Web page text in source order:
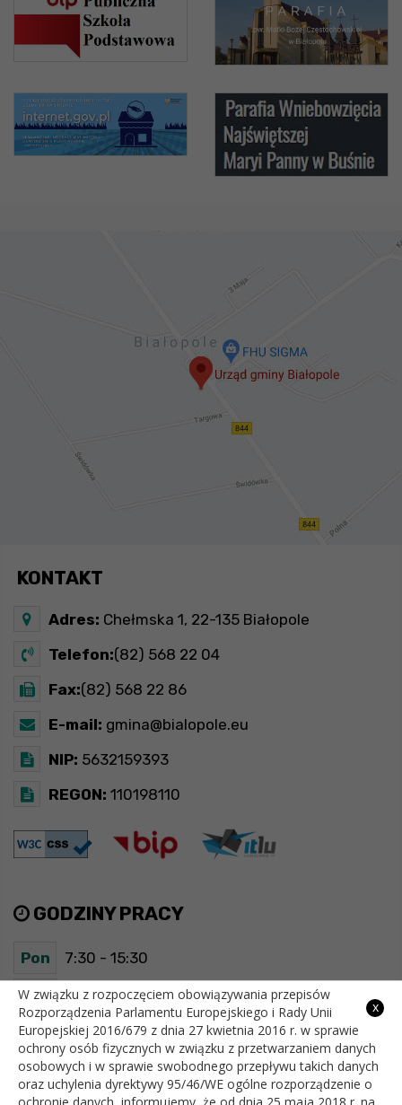
KONTAKT
Adres: Chełmska 1, 22-135 Białopole
Telefon:(82) 568 22 04
Fax:(82) 568 22 86
E-mail: gmina@bialopole.eu
NIP: 5632159393
REGON: 110198110
GODZINY PRACY
Pon 7:30 - 15:30
Wt 7:30 - 15:30
Śr 7:30 - 15:30
Czw 7:30 - 15:30
x
W związku z rozpoczęciem obowiązywania przepisów
Rozporządzenia Parlamentu Europejskiego i Rady Unii
Europejskiej 2016/679 z dnia 27 kwietnia 2016 r. w sprawie
ochrony osób fizycznych w związku z przetwarzaniem danych
osobowych i w sprawie swobodnego przepływu takich danych
oraz uchylenia dyrektywy 95/46/WE ogólne rozporządzenie o